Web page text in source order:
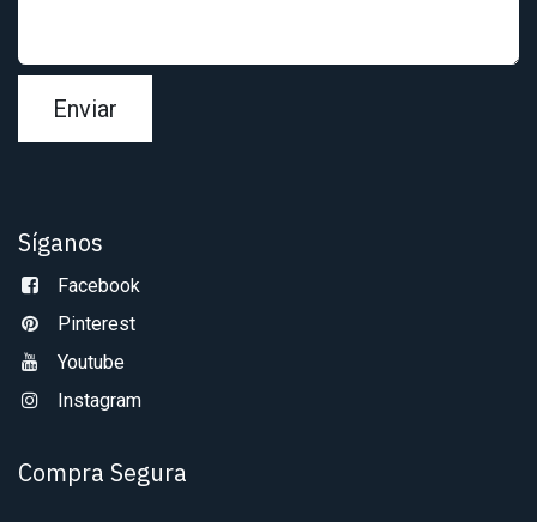
Enviar
Síganos
Facebook
Pinterest
Youtube
Instagram
Compra Segura